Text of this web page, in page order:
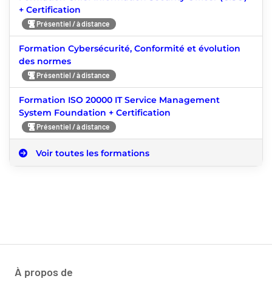
+ Certification
Présentiel / à distance
Formation Cybersécurité, Conformité et évolution
des normes
Présentiel / à distance
Formation ISO 20000 IT Service Management
System Foundation + Certification
Présentiel / à distance
Voir toutes les formations
À propos de